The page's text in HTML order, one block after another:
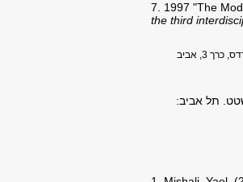
7. 1997 "The
the third
. עורכת: בת שבע שפירא. חיפה: הוצאת פרדס, כרך 3, אביב
תל אביב: